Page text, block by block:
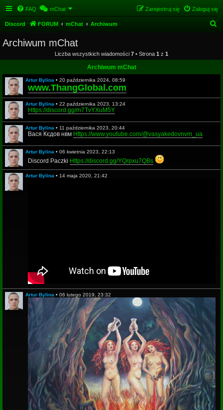
FAQ mChat Zaloguj się
Zarejestruj się
Discord FORUM mChat Archiwum
k
Archiwum mChat
Liczba wszystkich wiadomości 7 • Strona 1 z 1
Archiwum mChat
Artur Bylina • 20 października 2024, 08:59
www.ThangGlobal.com
Artur Bylina • 22 października 2023, 13:24
Https://discord.gg/m7TvYXuM5Y
Artur Bylina • 11 października 2023, 20:44
Вася Кєдов нвм Https://www.youtube.com/@vasyakedovnvm_ua
Artur Bylina • 06 kwietnia 2023, 22:13
Discord Paczki Https://discord.gg/YQrpxu7QBs
Artur Bylina • 14 maja 2020, 21:42
Artur Bylina • 06 lutego 2019, 23:32